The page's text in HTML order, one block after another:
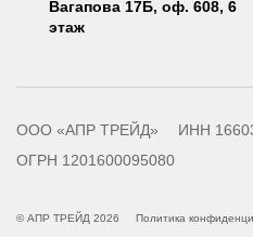
Вагапова 17Б, оф. 608, 6
этаж
ООО «АПР ТРЕЙД»
ИНН
ОГРН 1201600095080
© АПР ТРЕЙД 2026 Политика